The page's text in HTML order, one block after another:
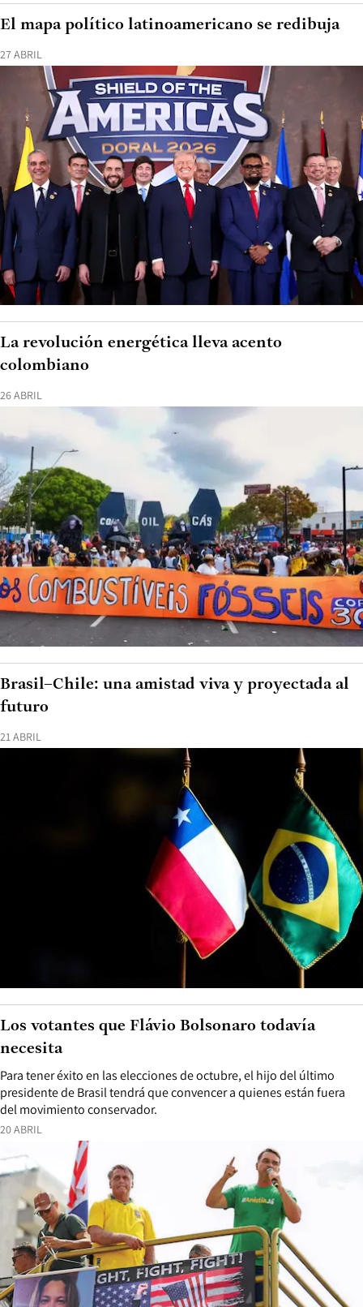
27 ABRIL
El mapa político latinoamericano se redibuja
26 ABRIL
La revolución energética lleva acento
colombiano
21 ABRIL
Brasil–Chile: una amistad viva y proyectada al
futuro
20 ABRIL
Para tener éxito en las elecciones de octubre, el hijo del último
presidente de Brasil tendrá que convencer a quienes están fuera
del movimiento conservador.
Los votantes que Flávio Bolsonaro todavía
necesita